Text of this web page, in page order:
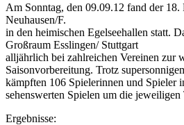
Am Sonntag, den 09.09.12 fand der
Neuhausen/F.
in den heimischen Egelseehallen statt.
Großraum Esslingen/ Stuttgart
alljährlich bei zahlreichen Vereinen zur
Saisonvorbereitung. Trotz
kämpften 106 Spielerinnen und Spieler
sehenswerten Spielen um die jeweiligen
Ergebnisse: